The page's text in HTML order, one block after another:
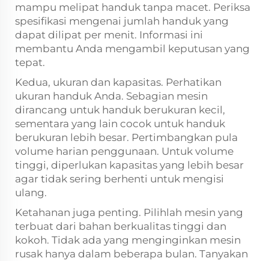
mampu melipat handuk tanpa macet. Periksa
spesifikasi mengenai jumlah handuk yang
dapat dilipat per menit. Informasi ini
membantu Anda mengambil keputusan yang
tepat.
Kedua, ukuran dan kapasitas. Perhatikan
ukuran handuk Anda. Sebagian mesin
dirancang untuk handuk berukuran kecil,
sementara yang lain cocok untuk handuk
berukuran lebih besar. Pertimbangkan pula
volume harian penggunaan. Untuk volume
tinggi, diperlukan kapasitas yang lebih besar
agar tidak sering berhenti untuk mengisi
ulang.
Ketahanan juga penting. Pilihlah mesin yang
terbuat dari bahan berkualitas tinggi dan
kokoh. Tidak ada yang menginginkan mesin
rusak hanya dalam beberapa bulan. Tanyakan